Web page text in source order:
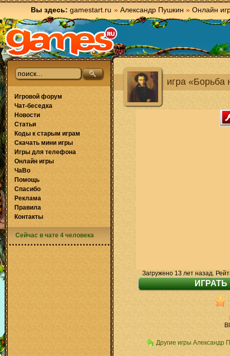
Вы здесь: gamestart.ru » Александр Пушкин » Онлайн
игра «Борьба
Загружено 13 лет назад.
Другие игры Александр
Игровой форум
Чат-беседка
Новости
Статьи
Коды к старым играм
Скачать мини игры
Игры для телефона
Онлайн игры
ЧаВо
Помощь
Спасибо
Реклама
Правила
Контакты
Сейчас в чате 4 человека